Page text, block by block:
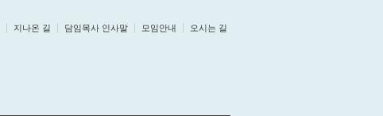
지나온 길 담임목사 인사말 모임안내 오시는 길